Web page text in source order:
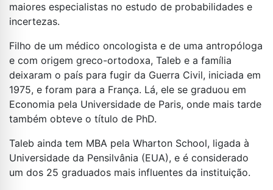
maiores especialistas no estudo de probabilidades e
incertezas.
Filho de um médico oncologista e de uma antropóloga
e com origem greco-ortodoxa, Taleb e a família
deixaram o país para fugir da Guerra Civil, iniciada em
1975, e foram para a França. Lá, ele se graduou em
Economia pela Universidade de Paris, onde mais tarde
também obteve o título de PhD.
Taleb ainda tem MBA pela Wharton School, ligada à
Universidade da Pensilvânia (EUA), e é considerado
um dos 25 graduados mais influentes da instituição.